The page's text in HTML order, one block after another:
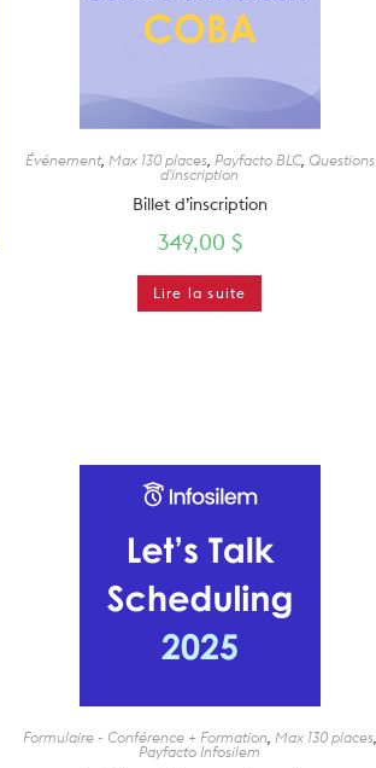
Événement, Max 130 places, Payfacto BLC, Questions
d'inscription
Billet d’inscription
349,00 $
Lire la suite
Formulaire - Conférence + Formation Max 130 places,
Payfacto Infosilem